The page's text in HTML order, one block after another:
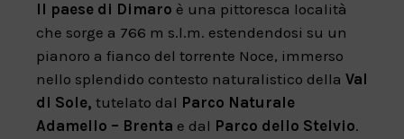
Il paese di Dimaro è una pittoresca località
che sorge a 766 m s.l.m. estendendosi su un
pianoro a fianco del torrente Noce, immerso
nello splendido contesto naturalistico della Val
di Sole, tutelato dal Parco Naturale
Adamello – Brenta e dal Parco dello Stelvio.